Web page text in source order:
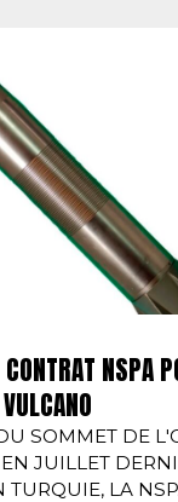
CONTRAT NSPA
SOMMET DE
JUILLET
TURQUIE, LA